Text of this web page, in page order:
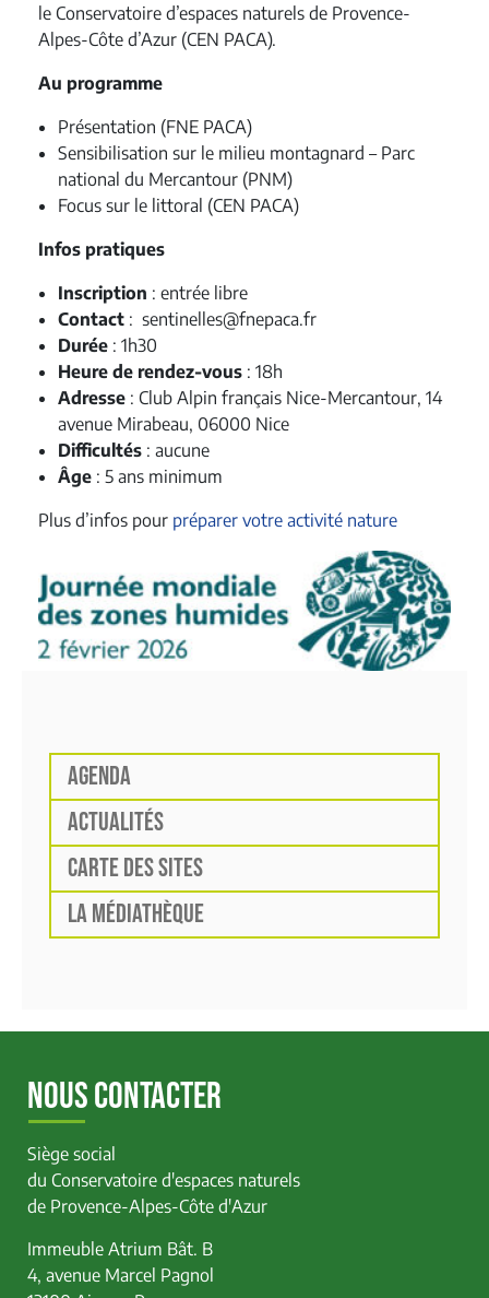
le Conservatoire d’espaces naturels de Provence-
Alpes-Côte d’Azur (CEN PACA).
Au programme
Présentation (FNE PACA)
Sensibilisation sur le milieu montagnard – Parc
national du Mercantour (PNM)
Focus sur le littoral (CEN PACA)
Infos pratiques
Inscription : entrée libre
Contact : sentinelles@fnepaca.fr
Durée : 1h30
Heure de rendez-vous : 18h
Adresse : Club Alpin français Nice-Mercantour, 14
avenue Mirabeau, 06000 Nice
Difficultés : aucune
Âge : 5 ans minimum
Plus d’infos pour préparer votre activité nature
AGENDA
ACTUALITÉS
CARTE DES SITES
LA MÉDIATHÈQUE
NOUS CONTACTER
Siège social
du Conservatoire d'espaces naturels
de Provence-Alpes-Côte d'Azur
Immeuble Atrium Bât. B
4, avenue Marcel Pagnol